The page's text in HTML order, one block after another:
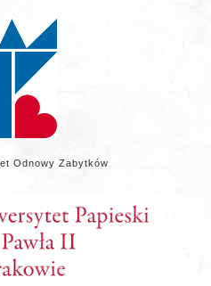
Odnowy Zabytków